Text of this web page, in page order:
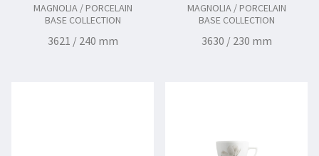
MAGNOLIA / PORCELAIN
BASE COLLECTION
3621 / 240 mm
MAGNOLIA / PORCELAIN
BASE COLLECTION
3630 / 230 mm